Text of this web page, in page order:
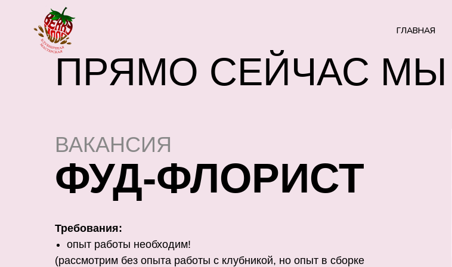
ГЛАВНАЯ
ПРЯМО СЕЙЧАС
ФУД-ФЛОРИСТ
Требования:
опыт работы необходим!
(рассмотрим без опыта работы с клубникой, но опыт в сборке
ВАКАНСИЯ